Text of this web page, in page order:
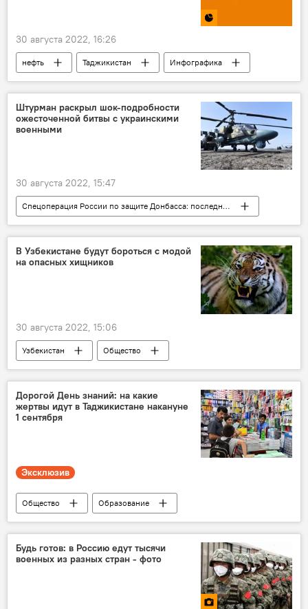
30 августа 2022, 16:26
нефть Таджикистан
Инфографика
Промышленность
Штурман раскрыл шок-подробности
ожесточенной битвы с украинскими
военными
30 августа 2022, 15:47
Спецоперация России по защите Донбасса: последние новости
Украина
Россия
Минобороны России
Армия и вооружение
В Узбекистане будут бороться с модой
на опасных хищников
30 августа 2022, 15:06
Узбекистан Общество
Дорогой День знаний: на какие
жертвы идут в Таджикистане накануне
1 сентября
Эксклюзив
Общество
Образование
Таджикистан
школа форма
Будь готов: в Россию едут тысячи
военных из разных стран - фото